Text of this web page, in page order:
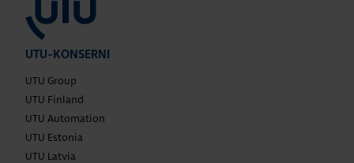
UTU-KONSERNI
UTU Group
UTU Finland
UTU Automation
UTU Estonia
UTU Latvia